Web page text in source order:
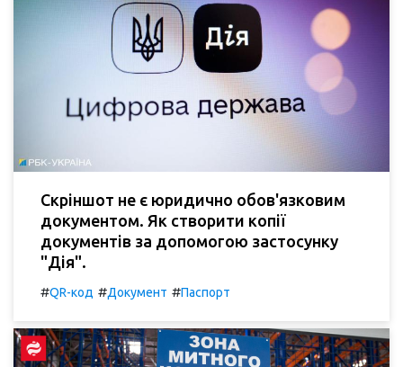
Скріншот не є юридично обов'язковим
документом. Як створити копії
документів за допомогою застосунку
"Дія".
#QR-код #Документ #Паспорт